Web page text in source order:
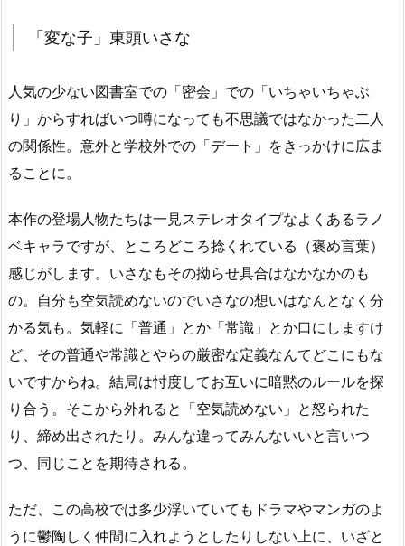
「変な子」東頭いさな
人気の少ない図書室での「密会」での「いちゃいちゃぶ
り」からすればいつ噂になっても不思議ではなかった二人
の関係性。意外と学校外での「デート」をきっかけに広ま
ることに。
本作の登場人物たちは一見ステレオタイプなよくあるラノ
ベキャラですが、ところどころ捻くれている（褒め言葉）
感じがします。いさなもその拗らせ具合はなかなかのも
の。自分も空気読めないのでいさなの想いはなんとなく分
かる気も。気軽に「普通」とか「常識」とか口にしますけ
ど、その普通や常識とやらの厳密な定義なんてどこにもな
いですからね。結局は忖度してお互いに暗黙のルールを探
り合う。そこから外れると「空気読めない」と怒られた
り、締め出されたり。みんな違ってみんないいと言いつ
つ、同じことを期待される。
ただ、この高校では多少浮いていてもドラマやマンガのよ
うに鬱陶しく仲間に入れようとしたりしない上に、いざと